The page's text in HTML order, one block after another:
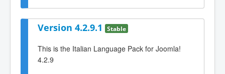
Version 4.2.9.1 Stable
This is the Italian Language Pack for Joomla!
4.2.9